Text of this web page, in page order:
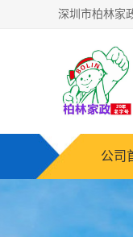
公司